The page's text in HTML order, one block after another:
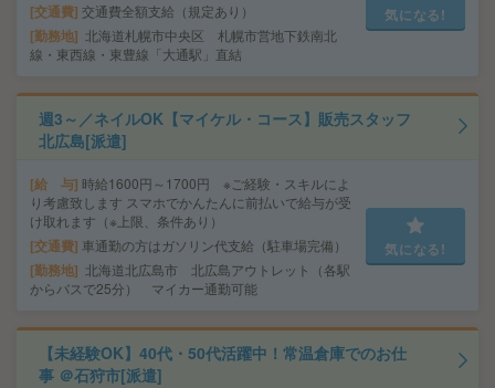
交通費 交通費全額支給（規定あり）
勤務地
北海道札幌市中央区 札幌市営地下鉄南北
線・東西線・東豊線「大通駅」直結
気になる!
週3～／ネイルOK【マイケル・コース】販売スタッフ
北広島[派遣]
給 与 時給1600円～1700円 ※ご経験・スキルによ
り考慮致します スマホでかんたんに前払いで給与が受
け取れます（※上限、条件あり）
交通費 車通勤の方はガソリン代支給（駐車場完備）
勤務地
北海道北広島市 北広島アウトレット（各駅
からバスで25分） マイカー通勤可能
気になる!
【未経験OK】40代・50代活躍中！常温倉庫でのお仕
事 ＠石狩市[派遣]